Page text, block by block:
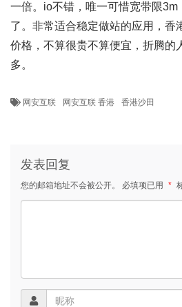
一倍。io不错，唯一可惜宽带限3m
了。非常适合稳定做站的应用，香
价格，不算很贵不算便宜，折腾的
多。
网安互联 网安互联 香港 香港沙田
发表回复
您的邮箱地址不会被公开。 必填项已用 *